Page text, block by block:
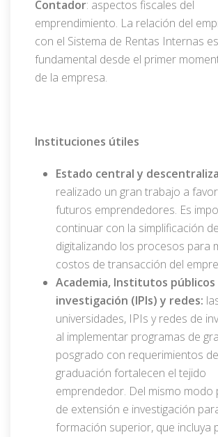
Contador: aspectos fiscales del
emprendimiento. La relación del
con el Sistema de Rentas Internas es
fundamental desde el primer
de la empresa.
Instituciones útiles
Estado central y
realizado un gran trabajo a
futuros emprendedores. Es
continuar con la simplificación
digitalizando los procesos para
costos de transacción del
Academia, Institutos públicos
investigación (IPIs) y redes:
universidades, IPIs y redes de
al implementar programas de
posgrado con requerimientos
graduación fortalecen el tejido
emprendedor. Del mismo modo
de extensión e investigación
formación superior, que incluya